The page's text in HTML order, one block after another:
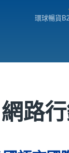
環球暢貨
路